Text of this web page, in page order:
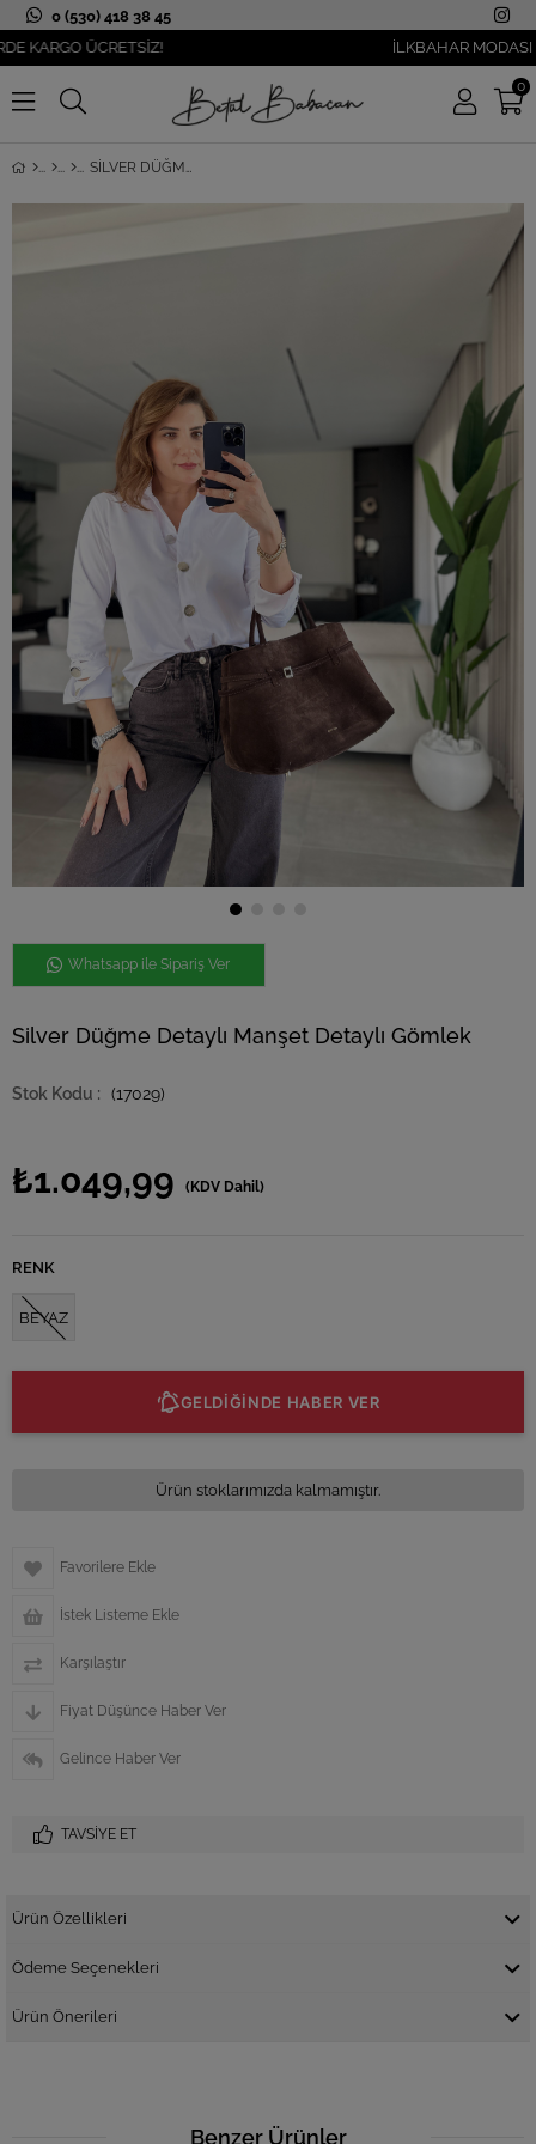
0 (530) 418 38 45
ÜCRETSİZ!
İLKBAHAR MODASI
0
SILVER DÜĞME DETAYLI MANŞET DETAYLI GÖMLEK
Whatsapp ile Sipariş Ver
Silver Düğme Detaylı Manşet Detaylı Gömlek
(17029)
₺1.049,99 (KDV Dahil)
RENK
BEYAZ
GELDİĞİNDE HABER VER
Ürün stoklarımızda kalmamıştır.
Favorilere Ekle
İstek Listeme Ekle
Karşılaştır
Fiyat Düşünce Haber Ver
Gelince Haber Ver
TAVSIYE ET
Ürün Özellikleri
Ödeme Seçenekleri
Ürün Önerileri
Benzer Ürünler